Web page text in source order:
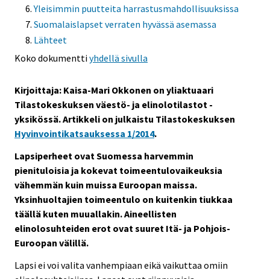
Yleisimmin puutteita harrastusmahdollisuuksissa
Suomalaislapset verraten hyvässä asemassa
Lähteet
Koko dokumenttiyhdellä sivulla
Kirjoittaja: Kaisa-Mari Okkonen on yliaktuaari
Tilastokeskuksen väestö- ja elinolotilastot -
yksikössä. Artikkeli on julkaistu Tilastokeskuksen
Hyvinvointikatsauksessa 1/2014.
Lapsiperheet ovat Suomessa harvemmin
pienituloisia ja kokevat toimeentulovaikeuksia
vähemmän kuin muissa Euroopan maissa.
Yksinhuoltajien toimeentulo on kuitenkin tiukkaa
täällä kuten muuallakin. Aineellisten
elinolosuhteiden erot ovat suuret Itä- ja Pohjois-
Euroopan välillä.
Lapsi ei voi valita vanhempiaan eikä vaikuttaa omiin